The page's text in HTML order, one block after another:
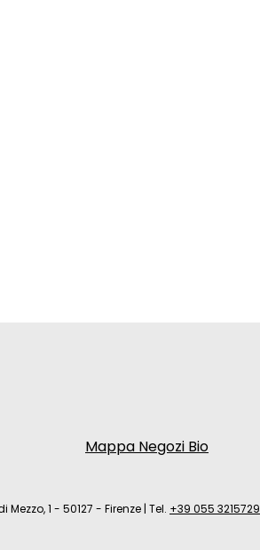
Mappa Negozi Bio
Mezzo, 1 - 50127 - Firenze | Tel. +39 055 3215729